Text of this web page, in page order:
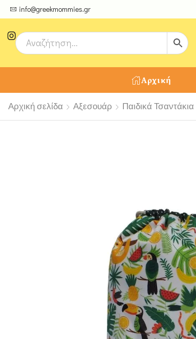
info@greekmommies.gr
μοναδικές δημιουργίες από τους Χειροτέχνες μας!
Αρχική
Αρχική σελίδα Αξεσουάρ Παιδικά Τσαντάκια